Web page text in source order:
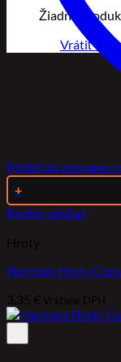
Žiadne
Vrátiť sa
Pridať do zoznamu
+
Rýchly náhľad
Hroty
Harrows Hroty
3,35 € Vrátane DPH